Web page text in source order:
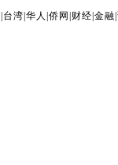
台湾 |华人 |侨网 财经 |金融 |